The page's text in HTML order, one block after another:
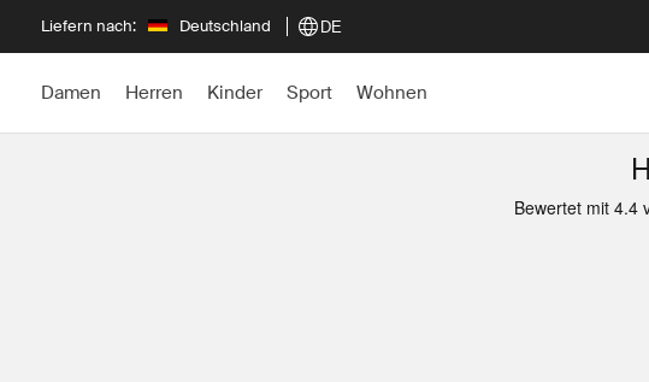
Liefern nach: Deutschland DE
Damen Herren Kinder Sport Wohnen